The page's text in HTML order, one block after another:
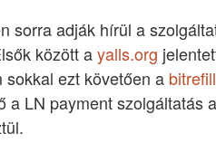
sorra adják hírül a
között ayalls.org
ezt követően a bitrefill
a LN payment